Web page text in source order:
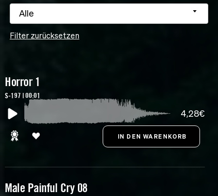
Alle
Filter zurücksetzen
Horror 1
S-197 | 00:01
4,28€
Male Painful Cry 08